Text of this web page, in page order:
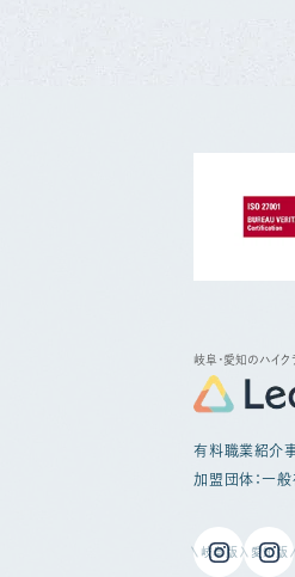
岐阜・愛知のハイ
有料職業紹介
加盟団体：一
岐阜版 愛知版